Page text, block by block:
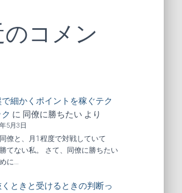
コメン
細かくポイントを稼ぐテク
に 同僚に勝ちたいより
5月3日
僚と、月1程度で対戦していて
てない私。 さて、同僚に勝ちたい
に…
ときと受けるときの判断っ